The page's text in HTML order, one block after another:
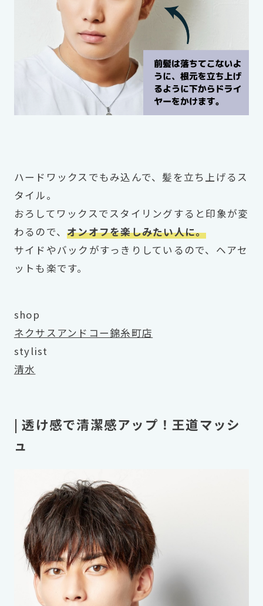
ハードワックスでもみ込んで、髪を立ち上げるス
タイル。
おろしてワックスでスタイリングすると印象が変
わるので、オンオフを楽しみたい人に。
サイドやバックがすっきりしているので、ヘアセ
ットも楽です。
shop
ネクサスアンドコー錦糸町店
stylist
清水
| 透け感で清潔感アップ！王道マッシ
ュ